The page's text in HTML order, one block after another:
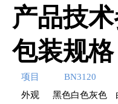
产
包装规格
项目 BN3120
外观
黑色白色灰色